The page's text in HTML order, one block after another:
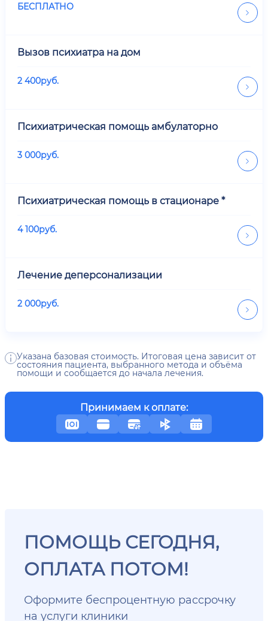
БЕСПЛАТНО
Вызов психиатра на дом
2 400руб.
Психиатрическая помощь амбулаторно
3 000руб.
Психиатрическая помощь в стационаре *
4 100руб.
Лечение деперсонализации
2 000руб.
Указана базовая стоимость. Итоговая цена зависит от
состояния пациента, выбранного метода и объёма
помощи и сообщается до начала лечения.
Принимаем к оплате:
ПОМОЩЬ СЕГОДНЯ,
ОПЛАТА ПОТОМ!
Оформите беспроцентную рассрочку
на услуги клиники